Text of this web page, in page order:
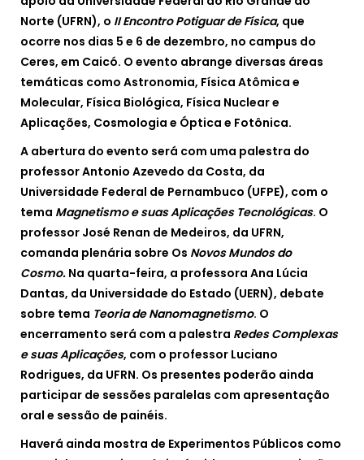
Norte (UFRN), o II Encontro Potiguar de Física, que
ocorre nos dias 5 e 6 de dezembro, no campus do
Ceres, em Caicó. O evento abrange diversas áreas
temáticas como Astronomia, Física Atômica e
Molecular, Física Biológica, Física Nuclear e
Aplicações, Cosmologia e Óptica e Fotônica.
A abertura do evento será com uma palestra do
professor Antonio Azevedo da Costa, da
Universidade Federal de Pernambuco (UFPE), com o
tema Magnetismo e suas Aplicações Tecnológicas. O
professor José Renan de Medeiros, da UFRN,
comanda plenária sobre Os Novos Mundos do
Cosmo. Na quarta-feira, a professora Ana Lúcia
Dantas, da Universidade do Estado (UERN), debate
sobre tema Teoria de Nanomagnetismo. O
encerramento será com a palestra Redes Complexas
e suas Aplicações, com o professor Luciano
Rodrigues, da UFRN. Os presentes poderão ainda
participar de sessões paralelas com apresentação
oral e sessão de painéis.
Haverá ainda mostra de Experimentos Públicos como